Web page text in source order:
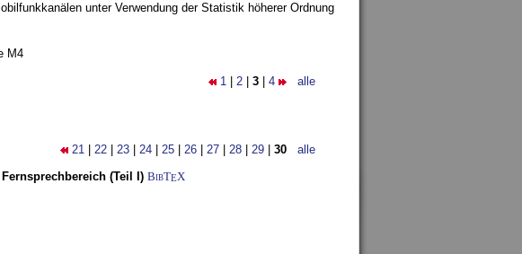
unter Verwendung der Statistik höherer Ordnung
M4
1 2 3 4 alle
21 22 23 24 25 26 27 28 29 30 alle
(Teil I) BibTEX